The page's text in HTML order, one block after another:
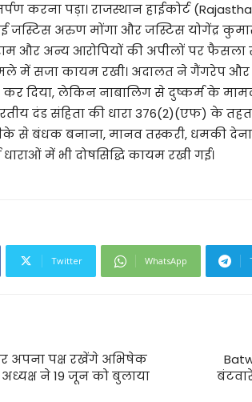
करना पड़ा। राजस्थान हाईकोर्ट
अरुण मोंगा और जस्टिस योगेंद्र
और अन्य आरोपियों की अपीलों पर फैसला
में सजा कायम रखी। अदालत ने गैंगरेप और
कर दिया, लेकिन नाबालिग से दुष्कर्म के
दंड संहिता की धारा 376(2)(एफ) के
से बंधक बनाना, मानव तस्करी, धमकी
में भी दोषसिद्धि कायम रखी गई।
Twitter WhatsApp
अपना पक्ष रखेंगे अभिषेक
ने 19 जून को बुलाया